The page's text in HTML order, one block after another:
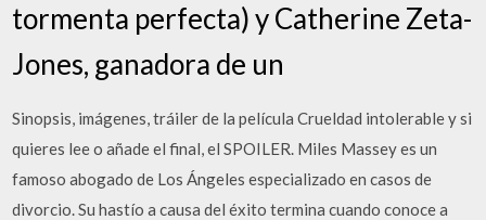
tormenta perfecta) y Catherine Zeta-
Jones, ganadora de un
Sinopsis, imágenes, tráiler de la película Crueldad intolerable y si
quieres lee o añade el final, el SPOILER. Miles Massey es un
famoso abogado de Los Ángeles especializado en casos de
divorcio. Su hastío a causa del éxito termina cuando conoce a